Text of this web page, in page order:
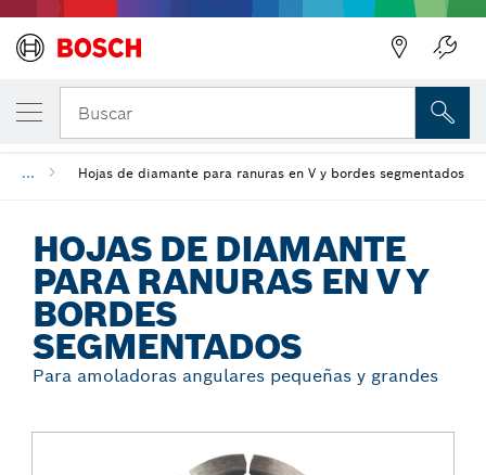
Buscar
... Hojas de diamante para ranuras en V y bordes segmentados
HOJAS DE DIAMANTE
PARA RANURAS EN V Y
BORDES
SEGMENTADOS
Para amoladoras angulares pequeñas y grandes
TU VARIANTE SELECCIONADA
Hojas de diamante para ranuras en V y